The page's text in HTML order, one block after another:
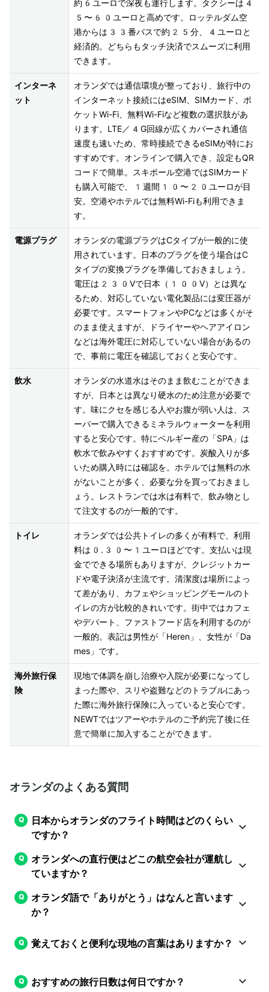
約6ユーロで深夜も運行します。タクシーは4
5〜60ユーロと高めです。ロッテルダム空
港からは33番バスで約25分、4ユーロと
経済的。どちらもタッチ決済でスムーズに利用
できます。
インターネ
ット
オランダでは通信環境が整っており、旅行中の
インターネット接続にはeSIM、SIMカード、ポ
ケットWi-Fi、無料Wi-Fiなど複数の選択肢があ
ります。LTE／4G回線が広くカバーされ通信
速度も速いため、常時接続できるeSIMが特にお
すすめです。オンラインで購入でき、設定もQR
コードで簡単。スキポール空港ではSIMカード
も購入可能で、1週間10〜20ユーロが目
安。空港やホテルでは無料Wi-Fiも利用できま
す。
電源プラグ
オランダの電源プラグはCタイプが一般的に使
用されています。日本のプラグを使う場合はC
タイプの変換プラグを準備しておきましょう。
電圧は230Vで日本（100V）とは異な
るため、対応していない電化製品には変圧器が
必要です。スマートフォンやPCなどは多くがそ
のまま使えますが、ドライヤーやヘアアイロン
などは海外電圧に対応していない場合があるの
で、事前に電圧を確認しておくと安心です。
飲水
オランダの水道水はそのまま飲むことができま
すが、日本とは異なり硬水のため注意が必要で
す。味にクセを感じる人やお腹が弱い人は、ス
ーパーで購入できるミネラルウォーターを利用
すると安心です。特にベルギー産の「SPA」は
軟水で飲みやすくおすすめです。炭酸入りが多
いため購入時には確認を。ホテルでは無料の水
がないことが多く、必要な分を買っておきまし
ょう。レストランでは水は有料で、飲み物とし
て注文するのが一般的です。
トイレ
オランダでは公共トイレの多くが有料で、利用
料は0.30〜1ユーロほどです。支払いは現
金でできる場所もありますが、クレジットカー
ドや電子決済が主流です。清潔度は場所によっ
て差があり、カフェやショッピングモールのト
イレの方が比較的きれいです。街中ではカフェ
やデパート、ファストフード店を利用するのが
一般的。表記は男性が「Heren」、女性が「Da
mes」です。
海外旅行保
険
現地で体調を崩し治療や入院が必要になってし
まった際や、スリや盗難などのトラブルにあっ
た際に海外旅行保険に入っていると安心です。
NEWTではツアーやホテルのご予約完了後に任
意で簡単に加入することができます。
オランダのよくある質問
日本からオランダのフライト時間はどのくらい
ですか？
オランダへの直行便はどこの航空会社が運航し
ていますか？
オランダ語で「ありがとう」はなんと言います
か？
覚えておくと便利な現地の言葉はありますか？
おすすめの旅行日数は何日ですか？